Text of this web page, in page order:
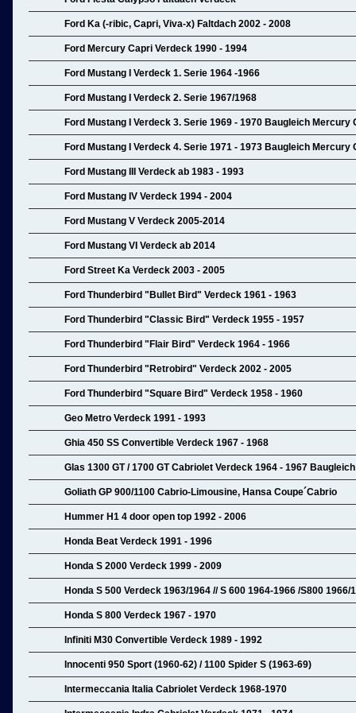
Ford Ka (-ribic, Capri, Viva-x) Faltdach 2002 - 2008
Ford Mercury Capri Verdeck 1990 - 1994
Ford Mustang I Verdeck 1. Serie 1964 -1966
Ford Mustang I Verdeck 2. Serie 1967/1968
Ford Mustang I Verdeck 3. Serie 1969 - 1970 Baugleich Mercury
Ford Mustang I Verdeck 4. Serie 1971 - 1973 Baugleich Mercury
Ford Mustang III Verdeck ab 1983 - 1993
Ford Mustang IV Verdeck 1994 - 2004
Ford Mustang V Verdeck 2005-2014
Ford Mustang VI Verdeck ab 2014
Ford Street Ka Verdeck 2003 - 2005
Ford Thunderbird "Bullet Bird" Verdeck 1961 - 1963
Ford Thunderbird "Classic Bird" Verdeck 1955 - 1957
Ford Thunderbird "Flair Bird" Verdeck 1964 - 1966
Ford Thunderbird "Retrobird" Verdeck 2002 - 2005
Ford Thunderbird "Square Bird" Verdeck 1958 - 1960
Geo Metro Verdeck 1991 - 1993
Ghia 450 SS Convertible Verdeck 1967 - 1968
Glas 1300 GT / 1700 GT Cabriolet Verdeck 1964 - 1967
Goliath GP 900/1100 Cabrio-Limousine, Hansa Coupe´Cabrio
Hummer H1 4 door open top 1992 - 2006
Honda Beat Verdeck 1991 - 1996
Honda S 2000 Verdeck 1999 - 2009
Honda S 500 Verdeck 1963/1964 // S 600 1964-1966 /S800 1966/
Honda S 800 Verdeck 1967 - 1970
Infiniti M30 Convertible Verdeck 1989 - 1992
Innocenti 950 Sport (1960-62) / 1100 Spider S (1963-69)
Intermeccania Italia Cabriolet Verdeck 1968-1970